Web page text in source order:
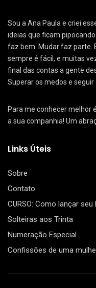
Sou a Ana Paula e criei
ideias que ficam
faz bem. Mudar faz parte.
sempre é fácil, e muitas
final das contas a gente
Superar os medos e
Para me conhecer melhor
a sua companhia! Um
Links Úteis
Sobre
Contato
CURSO: Como lançar
Solteiras aos Trinta
Numeração Especial
Confissões de uma